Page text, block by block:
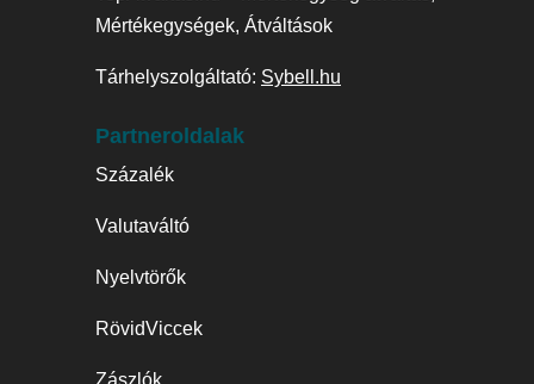
Mértékegységek, Átváltások
Tárhelyszolgáltató: Sybell.hu
Partneroldalak
Százalék
Valutaváltó
Nyelvtörők
RövidViccek